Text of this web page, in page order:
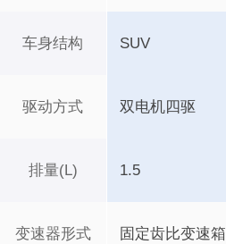
车身结构
驱动方式
排量(L)
变速器形式
SUV
双电机四驱
1.5
固定齿比变速箱